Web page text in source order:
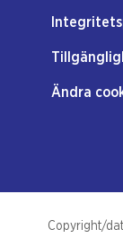
Ändra
Copyright/